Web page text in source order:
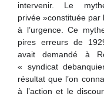
intervenir. Le
privée »constituée
à l’urgence. Ce
pires erreurs de
avait demandé à
« syndicat
résultat que l’on
à l’action et le